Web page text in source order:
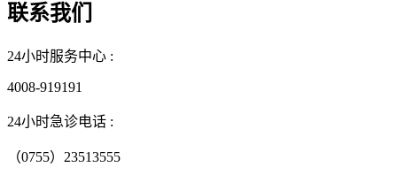
联系我们
24小时服务中心 :
4008-919191
24小时急诊电话 :
（0755）23513555